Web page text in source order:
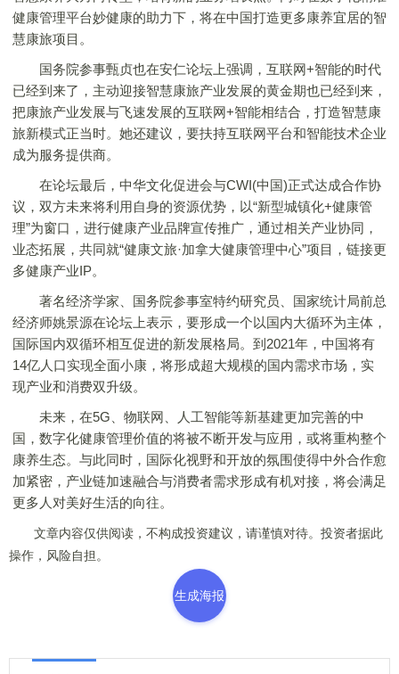
健康管理平台妙健康的助力下，将在中国打造更多康养宜居的智
慧康旅项目。
国务院参事甄贞也在安仁论坛上强调，互联网+智能的时代
已经到来了，主动迎接智慧康旅产业发展的黄金期也已经到来，
把康旅产业发展与飞速发展的互联网+智能相结合，打造智慧康
旅新模式正当时。她还建议，要扶持互联网平台和智能技术企业
成为服务提供商。
在论坛最后，中华文化促进会与CWI(中国)正式达成合作协
议，双方未来将利用自身的资源优势，以“新型城镇化+健康管
理”为窗口，进行健康产业品牌宣传推广，通过相关产业协同，
业态拓展，共同就“健康文旅·加拿大健康管理中心”项目，链接更
多健康产业IP。
著名经济学家、国务院参事室特约研究员、国家统计局前总
经济师姚景源在论坛上表示，要形成一个以国内大循环为主体，
国际国内双循环相互促进的新发展格局。到2021年，中国将有
14亿人口实现全面小康，将形成超大规模的国内需求市场，实
现产业和消费双升级。
未来，在5G、物联网、人工智能等新基建更加完善的中
国，数字化健康管理价值的将被不断开发与应用，或将重构整个
康养生态。与此同时，国际化视野和开放的氛围使得中外合作愈
加紧密，产业链加速融合与消费者需求形成有机对接，将会满足
更多人对美好生活的向往。
文章内容仅供阅读，不构成投资建议，请谨慎对待。投资者据此
操作，风险自担。
生成海报